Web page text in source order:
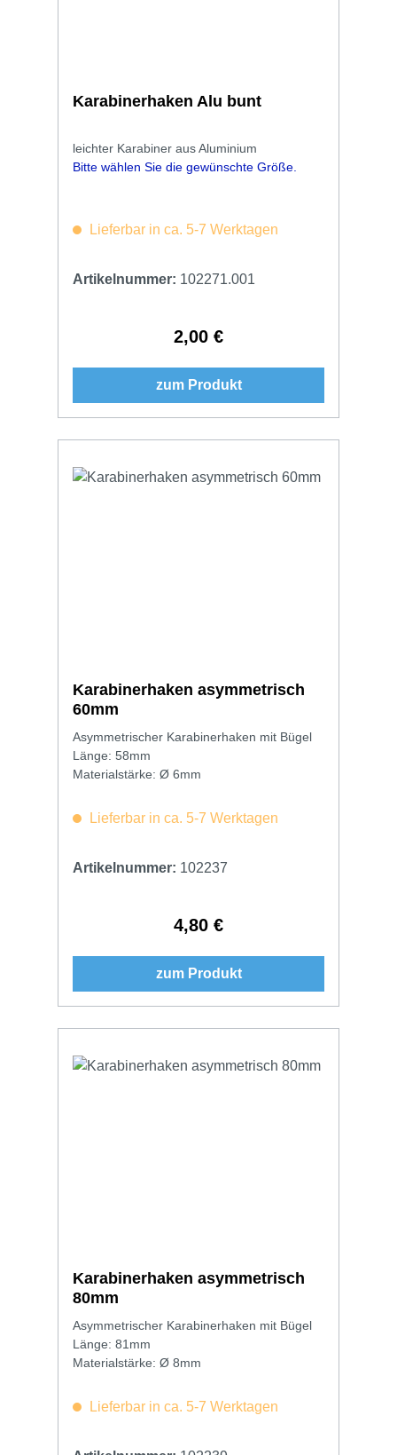
Karabinerhaken Alu bunt
leichter Karabiner aus Aluminium
Bitte wählen Sie die gewünschte Größe.
Lieferbar in ca. 5-7 Werktagen
Artikelnummer: 102271.001
Regulärer Preis:
2,00 €
zum Produkt
Karabinerhaken asymmetrisch
60mm
Asymmetrischer Karabinerhaken mit Bügel
Länge: 58mm
Materialstärke: Ø 6mm
Lieferbar in ca. 5-7 Werktagen
Artikelnummer: 102237
Regulärer Preis:
4,80 €
zum Produkt
Karabinerhaken asymmetrisch
80mm
Asymmetrischer Karabinerhaken mit Bügel
Länge: 81mm
Materialstärke: Ø 8mm
Lieferbar in ca. 5-7 Werktagen